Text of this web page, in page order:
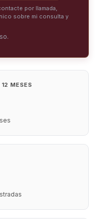
por llamada,
sobre mi consulta y
MESES